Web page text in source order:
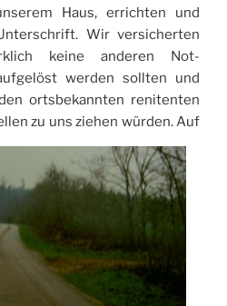
Haus, errichten und
Wir versicherten
keine anderen Not-
werden sollten und
ortsbekannten renitenten
zu uns ziehen würden.Auf